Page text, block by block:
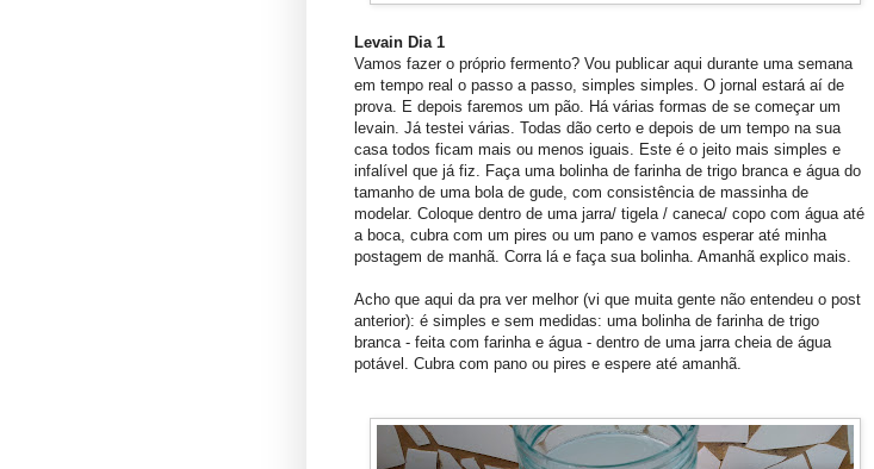
Levain Dia 1
Vamos fazer o próprio fermento? Vou publicar aqui durante uma semana
em tempo real o passo a passo, simples simples. O jornal estará aí de
prova. E depois faremos um pão. Há várias formas de se começar um
levain. Já testei várias. Todas dão certo e depois de um tempo na sua
casa todos ficam mais ou menos iguais. Este é o jeito mais simples e
infalível que já fiz. Faça uma bolinha de farinha de trigo branca e água do
tamanho de uma bola de gude, com consistência de massinha de
modelar. Coloque dentro de uma jarra/ tigela / caneca/ copo com água até
a boca, cubra com um pires ou um pano e vamos esperar até minha
postagem de manhã. Corra lá e faça sua bolinha. Amanhã explico mais.
Acho que aqui da pra ver melhor (vi que muita gente não entendeu o post
anterior): é simples e sem medidas: uma bolinha de farinha de trigo
branca - feita com farinha e água - dentro de uma jarra cheia de água
potável. Cubra com pano ou pires e espere até amanhã.